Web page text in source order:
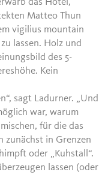
Matteo Thun
vigilius mountain
lassen. Holz und
des 5-
Kein
sagt Ladurner. „Und
war, warum
für die das
zunächst in Grenzen
oder „Kuhstall“.
lassen (oder